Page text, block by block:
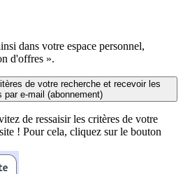
dans votre espace personnel,
d'offres ».
de votre recherche et recevoir les
par e-mail (abonnement)
de ressaisir les critères de votre
! Pour cela, cliquez sur le bouton